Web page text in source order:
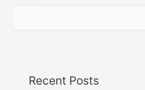
Recent Posts